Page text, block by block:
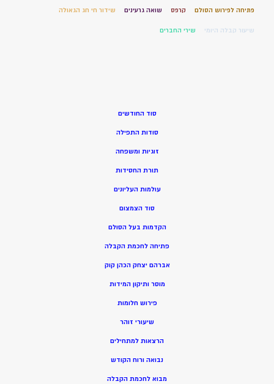
פתיחה לפירוש הסולם קרפס שואה גרעינים שידור חי חג הגאולה
שיעור קבלה היומי שירי החברים
סוד החודשים
סודות התפילה
זוגיות ומשפחה
תורת החסידות
עולמות העליונים
סוד הצמצום
הקדמות בעל הסולם
פתיחה לחכמת הקבלה
אברהם יצחק הכהן קוק
מוסר ותיקון המידות
פירוש חלומות
שיעורי זוהר
הרצאות למתחילים
נבואה ורוח הקודש
מבוא לחכמת הקבלה